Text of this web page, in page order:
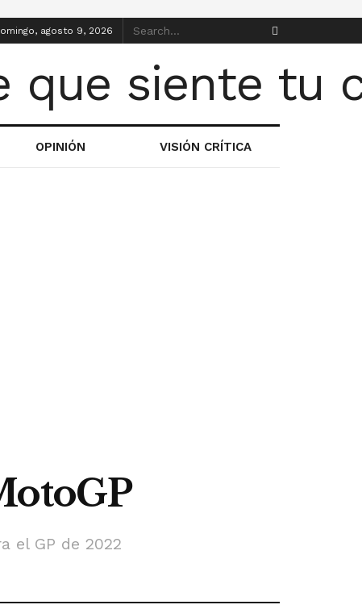
agosto 9, 2026
OPINIÓN VISIÓN CRÍTICA
el GP de 2022